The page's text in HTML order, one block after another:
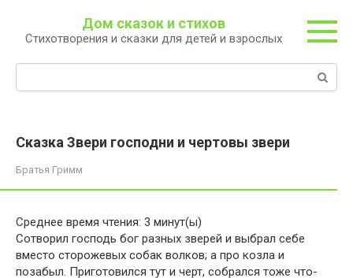
контенту
Дом сказок и стихов
Стихотворения и сказки для детей и взрослых
Сказка Звери господни и чертовы звери
Братья Гримм
Среднее время чтения: 3 минут(ы)
Сотворил господь бог разных зверей и выбрал себе
вместо сторожевых собак волков; а про козла и
позабыл. Приготовился тут и черт, собрался тоже что-